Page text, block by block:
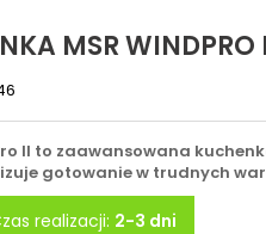
MSR WINDPRO
II to zaawansowana
gotowanie w trudnych
realizacji: 2-3 dni